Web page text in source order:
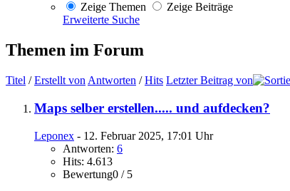
Zeige Themen
Zeige Beiträge
Erweiterte Suche
Themen im Forum
Titel /Erstellt von Antworten /Hits Letzter Beitrag von
Maps selber erstellen..... und aufdecken?
Leponex - 12. Februar 2025, 17:01 Uhr
Antworten: 6
Hits: 4.613
Bewertung0 / 5